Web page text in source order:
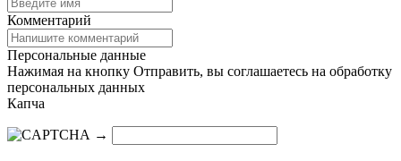
Комментарий
Персональные данные
Нажимая на кнопку Отправить, вы соглашаетесь на обработку
персональных данных
Капча
→